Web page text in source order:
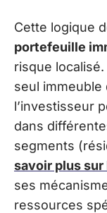
Cette logique
portefeuille
risque
seul immeuble
l’investisseur
dans
segments
savoir plus
ses
ressources